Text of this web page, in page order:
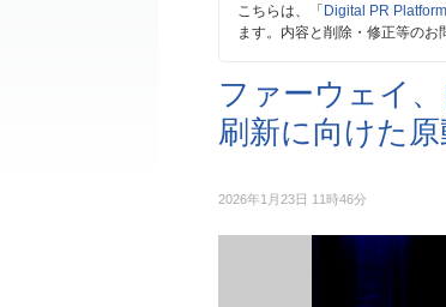
こちらは、「Digital PR Platform
ます。内容と削除・修正等のお
ファーウェイ
刷新に向けた原
2026年1月23日 11時46分